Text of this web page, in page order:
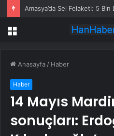
Amasya’da Sel Felaketi: 5 Bin
Menü
Anasayfa / Haber
Haber
14 Mayıs
sonuçları: